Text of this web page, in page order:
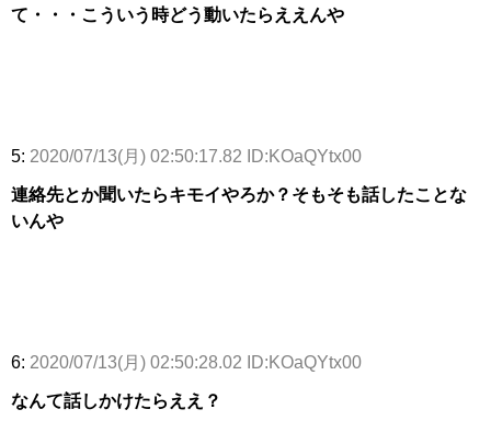
て・・・こういう時どう動いたらええんや
5: 2020/07/13(月) 02:50:17.82 ID:KOaQYtx00
連絡先とか聞いたらキモイやろか？そもそも話したことな
いんや
6: 2020/07/13(月) 02:50:28.02 ID:KOaQYtx00
なんて話しかけたらええ？